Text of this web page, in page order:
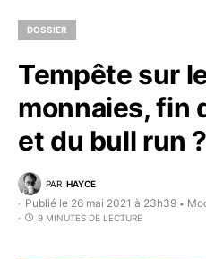
DOSSIER
Tempête sur
monnaies, fin
et du bull run ?
PAR HAYCE
Publié le 26 mai 2021 à 23h39 •
9 MINUTES DE LECTURE